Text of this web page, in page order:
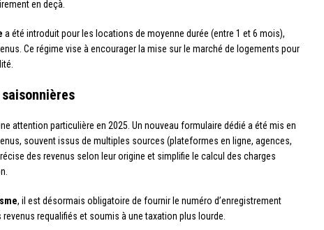
en deçà.
a été introduit pour les locations de moyenne durée (entre 1 et 6 mois),
Ce régime vise à encourager la mise sur le marché de logements pour
attention particulière en 2025. Un nouveau formulaire dédié a été mis en
souvent issus de multiples sources (plateformes en ligne, agences,
des revenus selon leur origine et simplifie le calcul des charges
, il est désormais obligatoire de fournir le numéro d’enregistrement
requalifiés et soumis à une taxation plus lourde.